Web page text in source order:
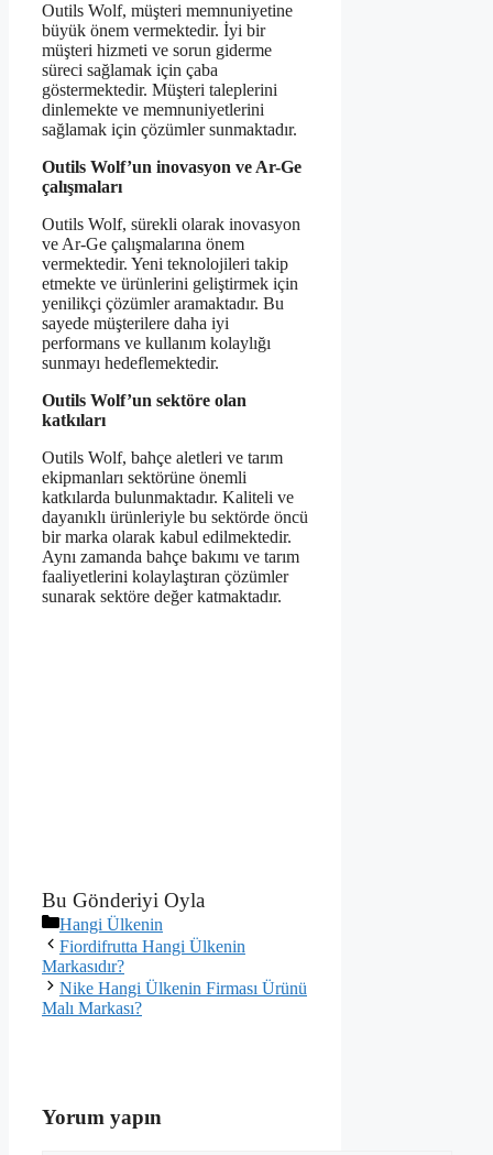
Outils Wolf, müşteri memnuniyetine
büyük önem vermektedir. İyi bir
müşteri hizmeti ve sorun giderme
süreci sağlamak için çaba
göstermektedir. Müşteri taleplerini
dinlemekte ve memnuniyetlerini
sağlamak için çözümler sunmaktadır.
Outils Wolf’un inovasyon ve Ar-Ge
çalışmaları
Outils Wolf, sürekli olarak inovasyon
ve Ar-Ge çalışmalarına önem
vermektedir. Yeni teknolojileri takip
etmekte ve ürünlerini geliştirmek için
yenilikçi çözümler aramaktadır. Bu
sayede müşterilere daha iyi
performans ve kullanım kolaylığı
sunmayı hedeflemektedir.
Outils Wolf’un sektöre olan
katkıları
Outils Wolf, bahçe aletleri ve tarım
ekipmanları sektörüne önemli
katkılarda bulunmaktadır. Kaliteli ve
dayanıklı ürünleriyle bu sektörde öncü
bir marka olarak kabul edilmektedir.
Aynı zamanda bahçe bakımı ve tarım
faaliyetlerini kolaylaştıran çözümler
sunarak sektöre değer katmaktadır.
Bu Gönderiyi Oyla
Kategoriler
Hangi Ülkenin
Fiordifrutta Hangi Ülkenin
Markasıdır?
Nike Hangi Ülkenin Firması Ürünü
Malı Markası?
Yorum yapın